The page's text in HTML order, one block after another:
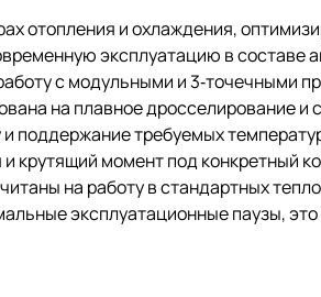
отопления и охлаждения,
эксплуатацию в составе
с модульными и 3‑точечными
на плавное дросселирование
поддержание требуемых
крутящий момент под конкретный
на работу в стандартных
эксплуатационные паузы,